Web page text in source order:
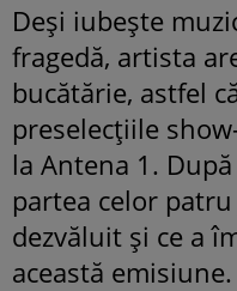
Deși iubește
fragedă, artista
bucătărie, astfel
preselecțiile
la Antena 1.
partea celor
dezvăluit și ce a
această emisiune.